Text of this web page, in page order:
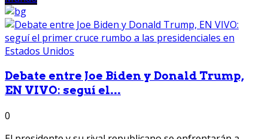
Debate entre Joe Biden y Donald Trump,
EN VIVO: seguí el...
0